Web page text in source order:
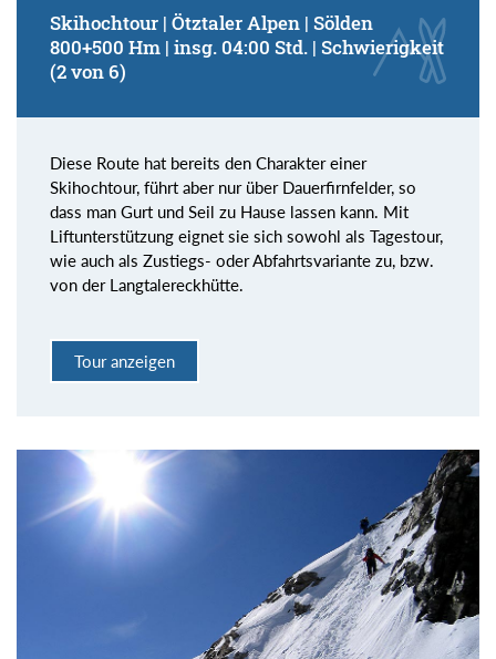
Skihochtour | Ötztaler Alpen | Sölden
800+500 Hm | insg. 04:00 Std. | Schwierigkeit
(2 von 6)
Diese Route hat bereits den Charakter einer
Skihochtour, führt aber nur über Dauerfirnfelder, so
dass man Gurt und Seil zu Hause lassen kann. Mit
Liftunterstützung eignet sie sich sowohl als Tagestour,
wie auch als Zustiegs- oder Abfahrtsvariante zu, bzw.
von der Langtalereckhütte.
Tour anzeigen